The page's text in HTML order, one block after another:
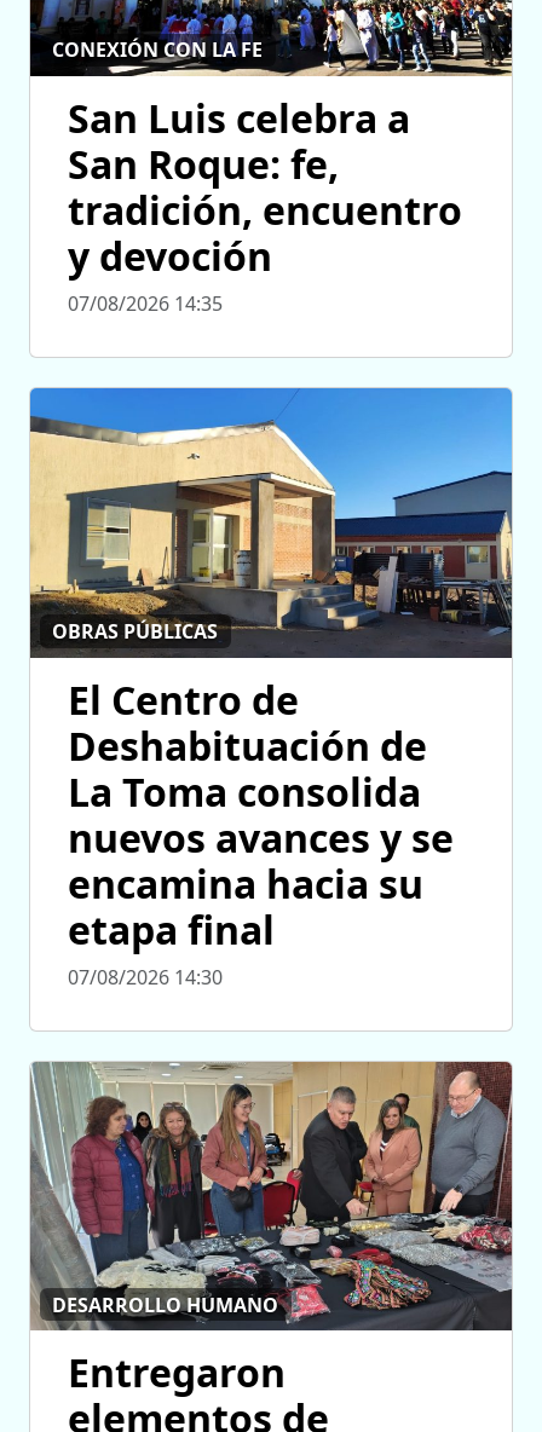
CONEXIÓN CON LA FE
San Luis celebra a
San Roque: fe,
tradición, encuentro
y devoción
07/08/2026 14:35
OBRAS PÚBLICAS
El Centro de
Deshabituación de
La Toma consolida
nuevos avances y se
encamina hacia su
etapa final
07/08/2026 14:30
DESARROLLO HUMANO
Entregaron
elementos de